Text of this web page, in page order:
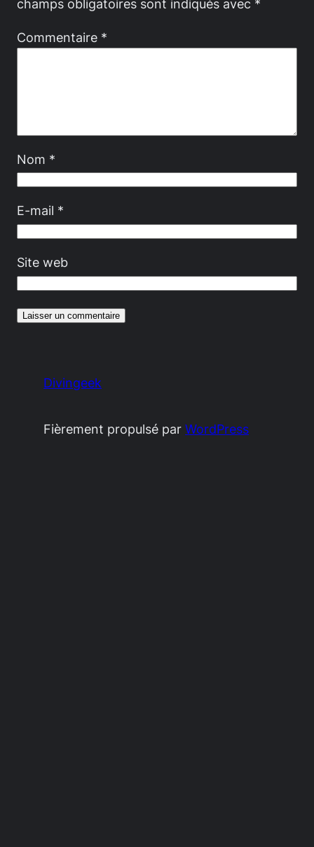
champs obligatoires sont indiqués avec *
Commentaire *
Nom *
E-mail *
Site web
Divingeek
Fièrement propulsé parWordPress